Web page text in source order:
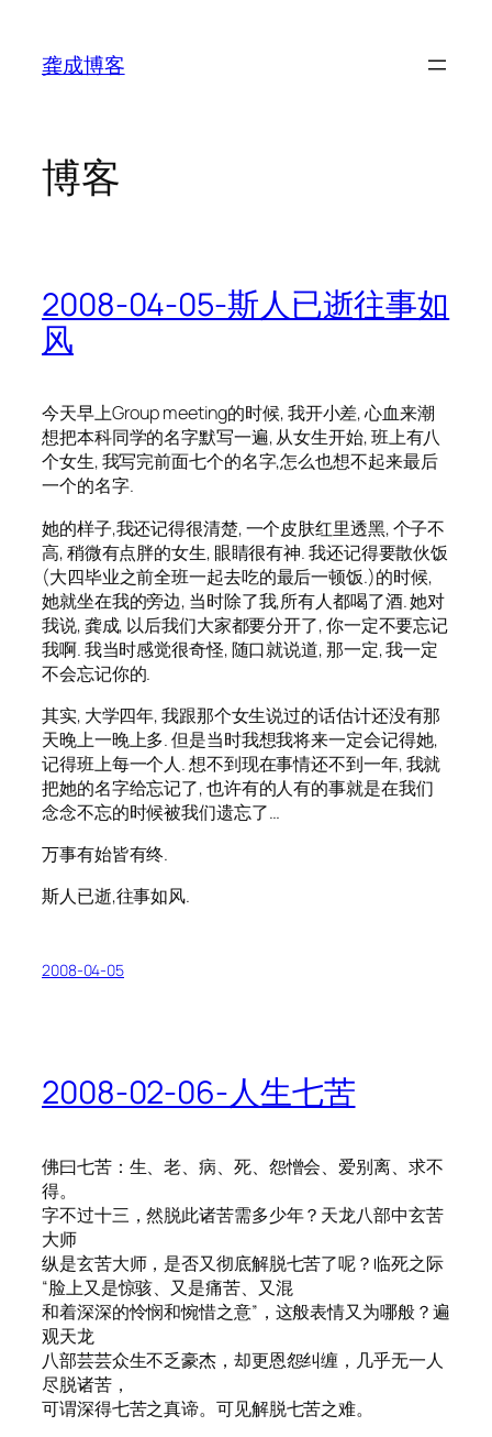
龚成博客
博客
2008-04-05-斯人已逝往事如
风
今天早上Group meeting的时候, 我开小差, 心血来潮
想把本科同学的名字默写一遍, 从女生开始, 班上有八
个女生, 我写完前面七个的名字,怎么也想不起来最后
一个的名字.
她的样子,我还记得很清楚, 一个皮肤红里透黑, 个子不
高, 稍微有点胖的女生, 眼睛很有神. 我还记得要散伙饭
(大四毕业之前全班一起去吃的最后一顿饭.)的时候,
她就坐在我的旁边, 当时除了我,所有人都喝了酒. 她对
我说, 龚成, 以后我们大家都要分开了, 你一定不要忘记
我啊. 我当时感觉很奇怪, 随口就说道, 那一定, 我一定
不会忘记你的.
其实, 大学四年, 我跟那个女生说过的话估计还没有那
天晚上一晚上多. 但是当时我想我将来一定会记得她,
记得班上每一个人. 想不到现在事情还不到一年, 我就
把她的名字给忘记了, 也许有的人有的事就是在我们
念念不忘的时候被我们遗忘了…
万事有始皆有终.
斯人已逝,往事如风.
2008-04-05
2008-02-06-人生七苦
佛曰七苦：生、老、病、死、怨憎会、爱别离、求不
得。
字不过十三，然脱此诸苦需多少年？天龙八部中玄苦
大师
纵是玄苦大师，是否又彻底解脱七苦了呢？临死之际
“脸上又是惊骇、又是痛苦、又混
和着深深的怜悯和惋惜之意”，这般表情又为哪般？遍
观天龙
八部芸芸众生不乏豪杰，却更恩怨纠缠，几乎无一人
尽脱诸苦，
可谓深得七苦之真谛。可见解脱七苦之难。